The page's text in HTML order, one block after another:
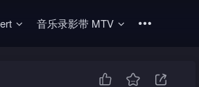
音乐录影带 MTV